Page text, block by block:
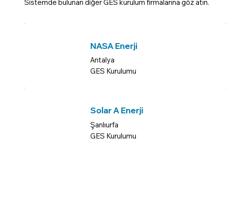
Sistemde bulunan diğer GES kurulum firmalarına göz atın.
NASA Enerji
Antalya
GES Kurulumu
Solar A Enerji
Şanlıurfa
GES Kurulumu